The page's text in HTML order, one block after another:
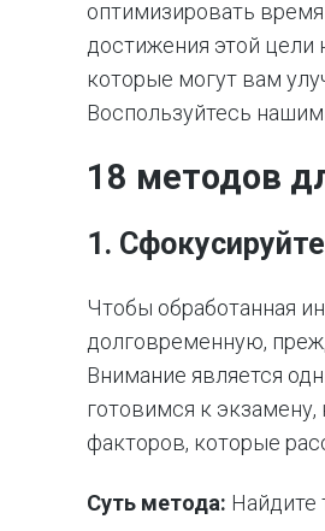
оптимизировать
достижения этой цели
которые могут вам
Воспользуйтесь
18 методов
1.
Чтобы обработанная
долговременную,
Внимание является
готовимся к
факторов, которые
Суть метода: Найдите